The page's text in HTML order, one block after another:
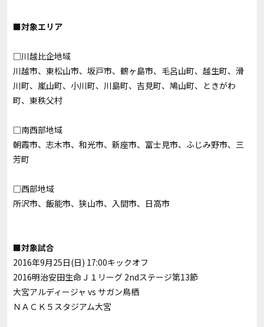
■対象エリア
□川越比企地域
川越市、東松山市、坂戸市、鶴ヶ島市、毛呂山町、越生町、滑
川町、嵐山町、小川町、川島町、吉見町、鳩山町、ときがわ
町、東秩父村
□南西部地域
朝霞市、志木市、和光市、新座市、富士見市、ふじみ野市、三
芳町
□西部地域
所沢市、飯能市、狭山市、入間市、日高市
■対象試合
2016年9月25日(日) 17:00キックオフ
2016明治安田生命Ｊ１リーグ 2ndステージ第13節
大宮アルディージャ vs サガン鳥栖
ＮＡＣＫ５スタジアム大宮